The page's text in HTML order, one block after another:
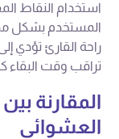
استخدام النقاط
المستخدم بشكل
راحة القارئ تؤدي
تراقب وقت البقاء
المقارنة
العشوائي